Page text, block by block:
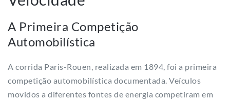
A Primeira Competição
Automobilística
A corrida Paris-Rouen, realizada em 1894, foi a primeira
competição automobilística documentada. Veículos
movidos a diferentes fontes de energia competiram em